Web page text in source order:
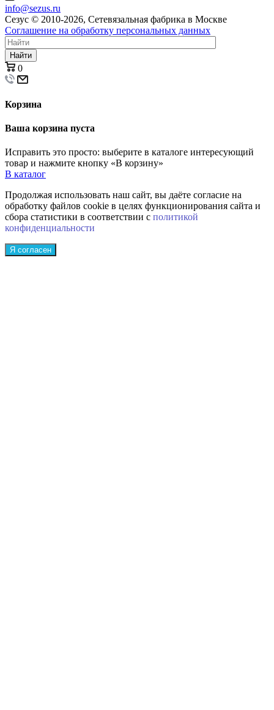
info@sezus.ru
Сезус © 2010-2026, Сетевязальная фабрика в Москве
Соглашение на обработку персональных данных
Найти
0
Корзина
Ваша корзина пуста
Исправить это просто: выберите в каталоге интересующий
товар и нажмите кнопку «В корзину»
В каталог
Продолжая использовать наш сайт, вы даёте согласие на
обработку файлов cookie в целях функционирования сайта и
сбора статистики в соответствии с политикой
конфиденциальности
Я согласен